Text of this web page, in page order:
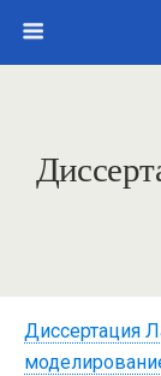
Диссертация